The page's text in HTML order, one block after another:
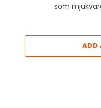
som
ADD